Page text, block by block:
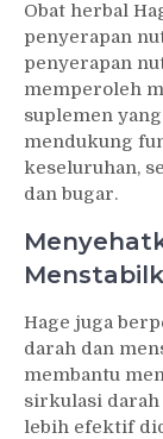
Obat herbal
penyerapan
penyerapan
memperoleh
suplemen
mendukung
keseluruhan,
dan bugar.
Hage juga
darah dan
membantu
sirkulasi
lebih efektif